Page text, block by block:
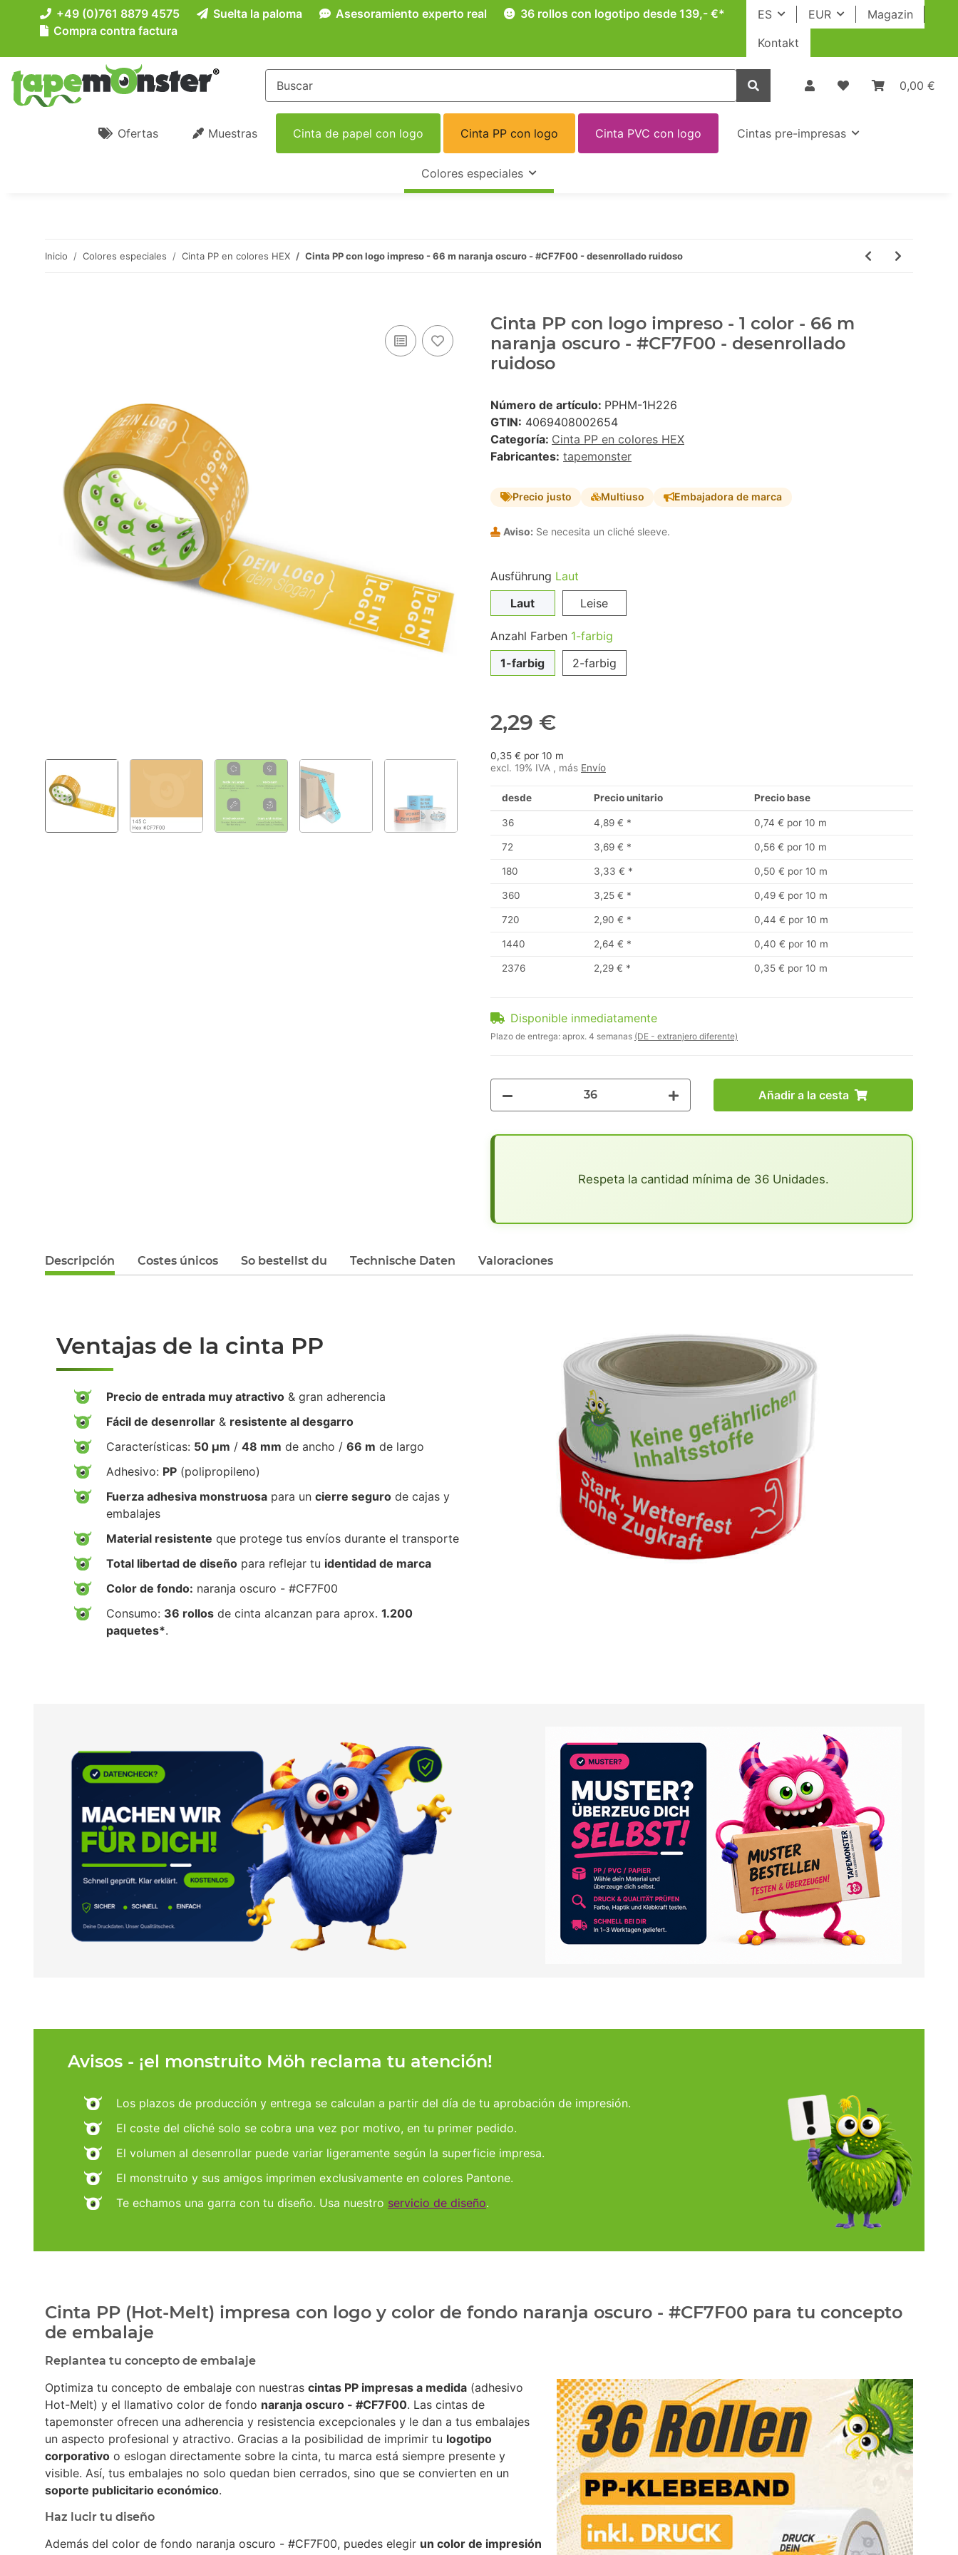
ES EUR
Magazin
Kontakt
+49 (0)761 8879 4575 Suelta la paloma Asesoramiento experto real
36 rollos con logotipo desde 139,- €*
Compra contra factura
0,00 €
Ofertas Muestras Cinta de papel con logo Cinta PP con logo Cinta PVC con logo Cintas pre-impresas
Colores especiales
Inicio Colores especiales Cinta PP en colores HEX Cinta PP con logo impreso - 66 m naranja oscuro - #CF7F00 - desenrollado ruidoso
Cinta PP con logo impreso - 1 color - 66 m
naranja oscuro - #CF7F00 - desenrollado
ruidoso
Número de artículo: PPHM-1H226
GTIN: 4069408002654
Categoría: Cinta PP en colores HEX
Fabricantes: tapemonster
Precio justo Multiuso Embajadora de marca
Aviso: Se necesita un cliché sleeve.
Ausführung Laut
Laut
Leise
Anzahl Farben 1-farbig
1-farbig
2-farbig
2,29 €
0,35 € por 10 m
excl. 19% IVA , más Envío
desde Precio unitario Precio base
36 4,89 € * 0,74 € por 10 m
72 3,69 € * 0,56 € por 10 m
180 3,33 € * 0,50 € por 10 m
360 3,25 € * 0,49 € por 10 m
720 2,90 € * 0,44 € por 10 m
1440 2,64 € * 0,40 € por 10 m
2376 2,29 € * 0,35 € por 10 m
Disponible inmediatamente
Plazo de entrega: aprox. 4 semanas (DE - extranjero diferente)
Añadir a la cesta
Respeta la cantidad mínima de 36 Unidades.
Descripción Costes únicos So bestellst du Technische Daten Valoraciones
Ventajas de la cinta PP
Precio de entrada muy atractivo & gran adherencia
Fácil de desenrollar & resistente al desgarro
Características: 50 µm / 48 mm de ancho / 66 m de largo
Adhesivo: PP (polipropileno)
Fuerza adhesiva monstruosa para un cierre seguro de cajas y
embalajes
Material resistente que protege tus envíos durante el transporte
Total libertad de diseño para reflejar tu identidad de marca
Color de fondo: naranja oscuro - #CF7F00
Consumo: 36 rollos de cinta alcanzan para aprox. 1.200
paquetes*.
Avisos - ¡el monstruito Möh reclama tu atención!
Los plazos de producción y entrega se calculan a partir del día de tu aprobación de impresión.
El coste del cliché solo se cobra una vez por motivo, en tu primer pedido.
El volumen al desenrollar puede variar ligeramente según la superficie impresa.
El monstruito y sus amigos imprimen exclusivamente en colores Pantone.
Te echamos una garra con tu diseño. Usa nuestro servicio de diseño.
Cinta PP (Hot-Melt) impresa con logo y color de fondo naranja oscuro - #CF7F00 para tu concepto
de embalaje
Replantea tu concepto de embalaje
Optimiza tu concepto de embalaje con nuestras cintas PP impresas a medida (adhesivo
Hot-Melt) y el llamativo color de fondo naranja oscuro - #CF7F00. Las cintas de
tapemonster ofrecen una adherencia y resistencia excepcionales y le dan a tus embalajes
un aspecto profesional y atractivo. Gracias a la posibilidad de imprimir tu logotipo
corporativo o eslogan directamente sobre la cinta, tu marca está siempre presente y
visible. Así, tus embalajes no solo quedan bien cerrados, sino que se convierten en un
soporte publicitario económico.
Haz lucir tu diseño
Además del color de fondo naranja oscuro - #CF7F00, puedes elegir un color de impresión